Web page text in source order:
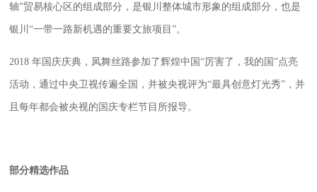
轴”贸易核心区的组成部分，是银川整体城市形象的组成部分，也是
银川“一带一路新机遇的重要文旅项目”。
2018年国庆庆典，凤舞丝路参加了辉煌中国“厉害了，我的国”点亮
活动，通过中央卫视传遍全国，并被央视评为“最具创意灯光秀”，并
且每年都会被央视的国庆专栏节目所报导。
部分精选作品